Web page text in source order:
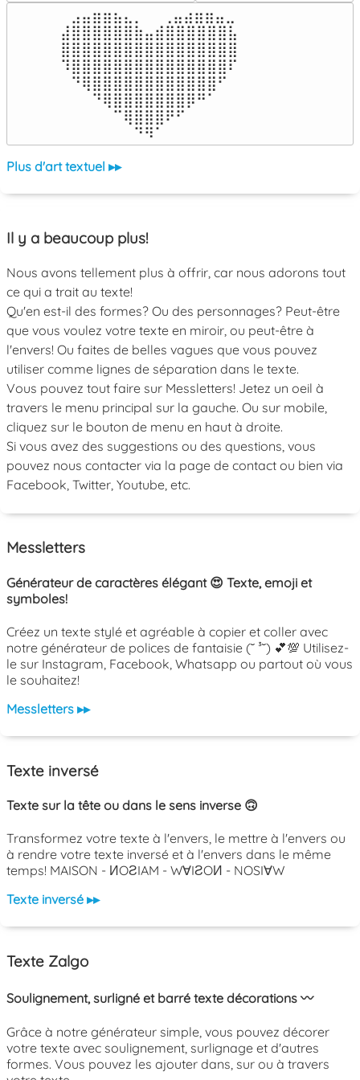
⠀⣠⣤⣶⣶⣦⣄⡀  ⠀⢀⣤⣴⣶⣶⣤⣀⠀
⣼⣿⣿⣿⣿⣿⣿⣷⣤⣾⣿⣿⣿⣿⣿⣿⣧
⣿⣿⣿⣿⣿⣿⣿⣿⣿⣿⣿⣿⣿⣿⣿⣿⣿
⠹⣿⣿⣿⣿⣿⣿⣿⣿⣿⣿⣿⣿⣿⣿⣿⠏
⠀⠙⢿⣿⣿⣿⣿⣿⣿⣿⣿⣿⣿⣿⣿⠋⠀
⠀⠀⠀⠙⢿⣿⣿⣿⣿⣿⣿⣿⡿⠛⠁⠀⠀
⠀⠀⠀⠀⠀⠉⢿⣿⣿⣿⠟⠋⠀⠀⠀⠀⠀
⠀⠀⠀⠀⠀⠀⠀⠙⠻⠁⠀⠀⠀⠀⠀⠀⠀⠀⠀⠀⠀⠀⠀
Plus d'art textuel ▸▸
Il y a beaucoup plus!
Nous avons tellement plus à offrir, car nous adorons tout
ce qui a trait au texte!
Qu'en est-il des formes? Ou des personnages? Peut-être
que vous voulez votre texte en miroir, ou peut-être à
l'envers! Ou faites de belles vagues que vous pouvez
utiliser comme lignes de séparation dans le texte.
Vous pouvez tout faire sur Messletters! Jetez un oeil à
travers le menu principal sur la gauche. Ou sur mobile,
cliquez sur le bouton de menu en haut à droite.
Si vous avez des suggestions ou des questions, vous
pouvez nous contacter via la page de contact ou bien via
Facebook, Twitter, Youtube, etc.
Messletters
Générateur de caractères élégant 😍 Texte, emoji et
symboles!
Créez un texte stylé et agréable à copier et coller avec
notre générateur de polices de fantaisie (˘ ³˘) 💕💯 Utilisez-
le sur Instagram, Facebook, Whatsapp ou partout où vous
le souhaitez!
Messletters ▸▸
Texte inversé
Texte sur la tête ou dans le sens inverse 🙃
Transformez votre texte à l'envers, le mettre à l'envers ou
à rendre votre texte inversé et à l'envers dans le même
temps! MAISON - ИOƧIAM - W∀IƧOИ - NOSI∀W
Texte inversé ▸▸
Texte Zalgo
Soulignement, surligné et barré texte décorations 〰️
Grâce à notre générateur simple, vous pouvez décorer
votre texte avec soulignement, surlignage et d'autres
formes. Vous pouvez les ajouter dans, sur ou à travers